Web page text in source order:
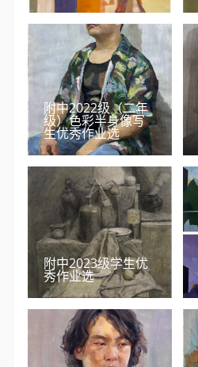
附中2022级（二年
级）色彩半身像写
生优秀作业选
附中2023级学生优
秀作业选